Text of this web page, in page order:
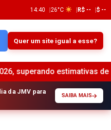
14:40 26°C R$ -- $ --
Quer um site igual a esse?
estimativas de mercado •
da JMV para
SAIBA MAIS